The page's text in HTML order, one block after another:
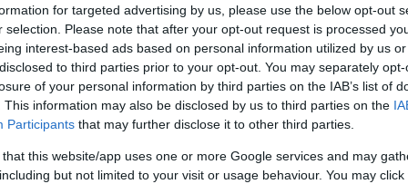
for targeted advertising by us, please use the below opt-out
selection. Please note that after your opt-out request is processed
interest-based ads based on personal information utilized by us
to third parties prior to your opt-out. You may separately
of your personal information by third parties on the IAB’s list of
This information may also be disclosed by us to third parties on the
Participants that may further disclose it to other third parties.
that this website/app uses one or more Google services and may
but not limited to your visit or usage behaviour. You may
libertà come possibilità di avere cose semplici. Questi
in linee guida per la sua gestione dello
propone ai suoi giocatori.
della caduta di Ceausescu
sotto il regime diCeausescucon ricordi nitidi